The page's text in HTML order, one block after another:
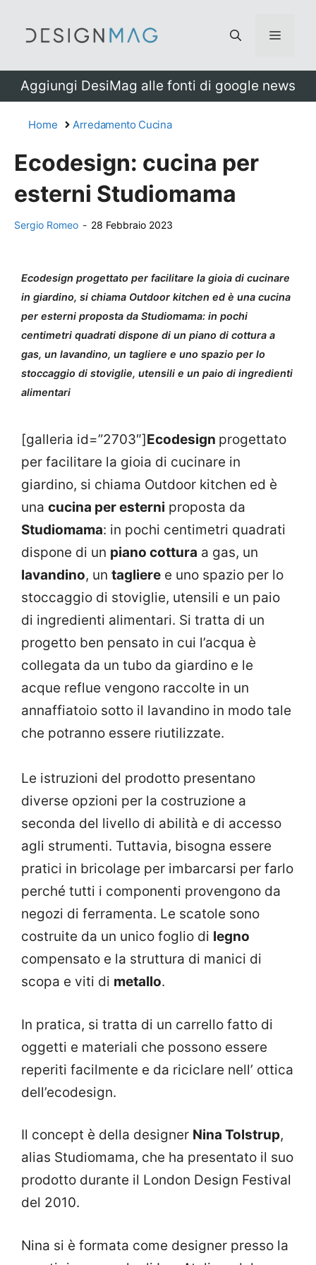
Menu
Aggiungi DesiMag alle fonti di google news
Home Arredamento Cucina
Ecodesign: cucina per
esterni Studiomama
Sergio Romeo - 28 Febbraio 2023
Ecodesign progettato per facilitare la gioia di cucinare
in giardino, si chiama Outdoor kitchen ed è una cucina
per esterni proposta da Studiomama: in pochi
centimetri quadrati dispone di un piano di cottura a
gas, un lavandino, un tagliere e uno spazio per lo
stoccaggio di stoviglie, utensili e un paio di ingredienti
alimentari
[galleria id=”2703″]Ecodesign progettato
per facilitare la gioia di cucinare in
giardino, si chiama Outdoor kitchen ed è
una cucina per esterni proposta da
Studiomama: in pochi centimetri quadrati
dispone di un piano cottura a gas, un
lavandino, un tagliere e uno spazio per lo
stoccaggio di stoviglie, utensili e un paio
di ingredienti alimentari. Si tratta di un
progetto ben pensato in cui l’acqua è
collegata da un tubo da giardino e le
acque reflue vengono raccolte in un
annaffiatoio sotto il lavandino in modo tale
che potranno essere riutilizzate.
Le istruzioni del prodotto presentano
diverse opzioni per la costruzione a
seconda del livello di abilità e di accesso
agli strumenti. Tuttavia, bisogna essere
pratici in bricolage per imbarcarsi per farlo
perché tutti i componenti provengono da
negozi di ferramenta. Le scatole sono
costruite da un unico foglio di legno
compensato e la struttura di manici di
scopa e viti di metallo.
In pratica, si tratta di un carrello fatto di
oggetti e materiali che possono essere
reperiti facilmente e da riciclare nell’ ottica
dell’ecodesign.
Il concept è della designer Nina Tolstrup,
alias Studiomama, che ha presentato il suo
prodotto durante il London Design Festival
del 2010.
Nina si è formata come designer presso la